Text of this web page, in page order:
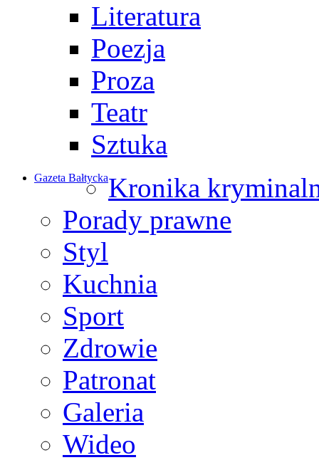
Literatura
Poezja
Proza
Teatr
Sztuka
Gazeta BałtyckaKronika
Porady prawne
Styl
Kuchnia
Sport
Zdrowie
Patronat
Galeria
Wideo